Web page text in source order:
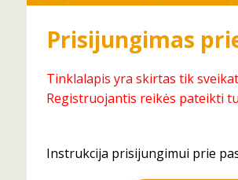
Prisijungimas
Tinklalapis yra skirtas tik
Registruojantis reikės pateikti
Instrukcija prisijungimui prie